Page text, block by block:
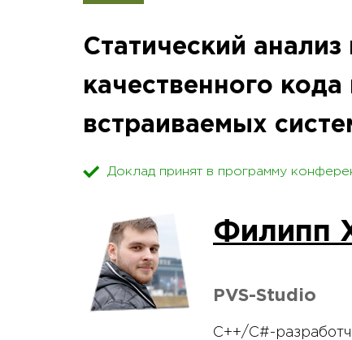
Статический анализ
качественного
встраиваемых
Доклад принят в программу
Филипп
PVS-Studio
C++/С#-